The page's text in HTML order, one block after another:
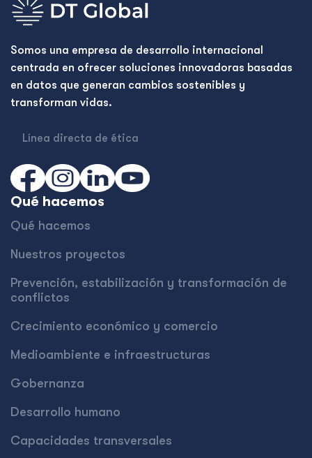
Somos una empresa de desarrollo internacional
centrada en ofrecer soluciones innovadoras basadas
en datos que generan cambios sostenibles y
transforman vidas.
Línea directa de ética
Qué hacemos
Qué hacemos
Nuestros proyectos
Prevención, estabilización y transformación de
conflictos
Crecimiento económico y comercio
Medioambiente e infraestructuras
Gobernanza
Desarrollo humano
Capacidades transversales